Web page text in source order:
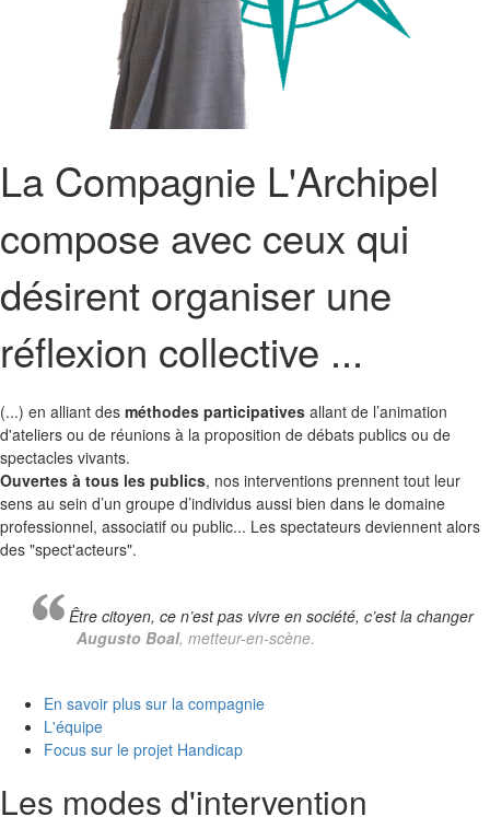
La Compagnie L'Archipel
compose avec ceux qui
désirent organiser une
réflexion collective ...
(...) en alliant des méthodes participatives allant de l’animation
d'ateliers ou de réunions à la proposition de débats publics ou de
spectacles vivants.
Ouvertes à tous les publics, nos interventions prennent tout leur
sens au sein d’un groupe d’individus aussi bien dans le domaine
professionnel, associatif ou public... Les spectateurs deviennent alors
des "spect'acteurs".
Être citoyen, ce n’est pas vivre en société, c’est la changer
Augusto Boal, metteur-en-scène.
En savoir plus sur la compagnie
L'équipe
Focus sur le projet Handicap
Les modes d'intervention